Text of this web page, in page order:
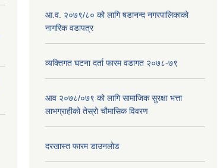
आ.व. २०७९/८० को लागि षडानन्द नगरपालिकाको
नागरिक वडापत्र
व्यक्तिगत घटना दर्ता फारम वडागत २०७८-७९
आव २०७८/०७९ को लागि सामाजिक सुरक्षा भत्ता
लाभग्राहीको तेस्रो चौमासिक विवरण
दरखास्त फारम डाउनलोड